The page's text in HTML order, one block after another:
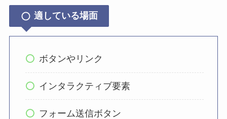
適している場面
ボタンやリンク
インタラクティブ要素
フォーム送信ボタン